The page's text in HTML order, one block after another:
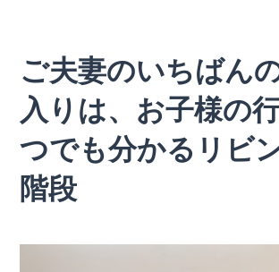
ご夫妻のいちばん
入りは、お子様の
つでも分かるリビ
階段